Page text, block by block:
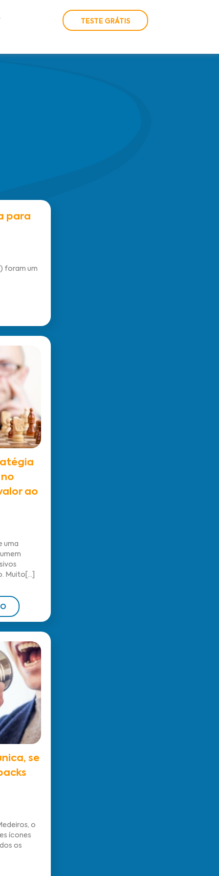
TESTE GRÁTIS
para
foram um
ao
uma
Muito[...]
se
o
ícones
os